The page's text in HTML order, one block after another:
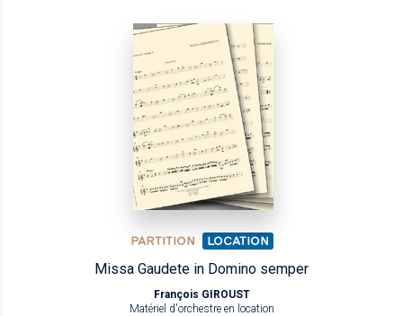
PARTITION LOCATION
Missa Gaudete in Domino semper
François GIROUST
Matériel d'orchestre en location